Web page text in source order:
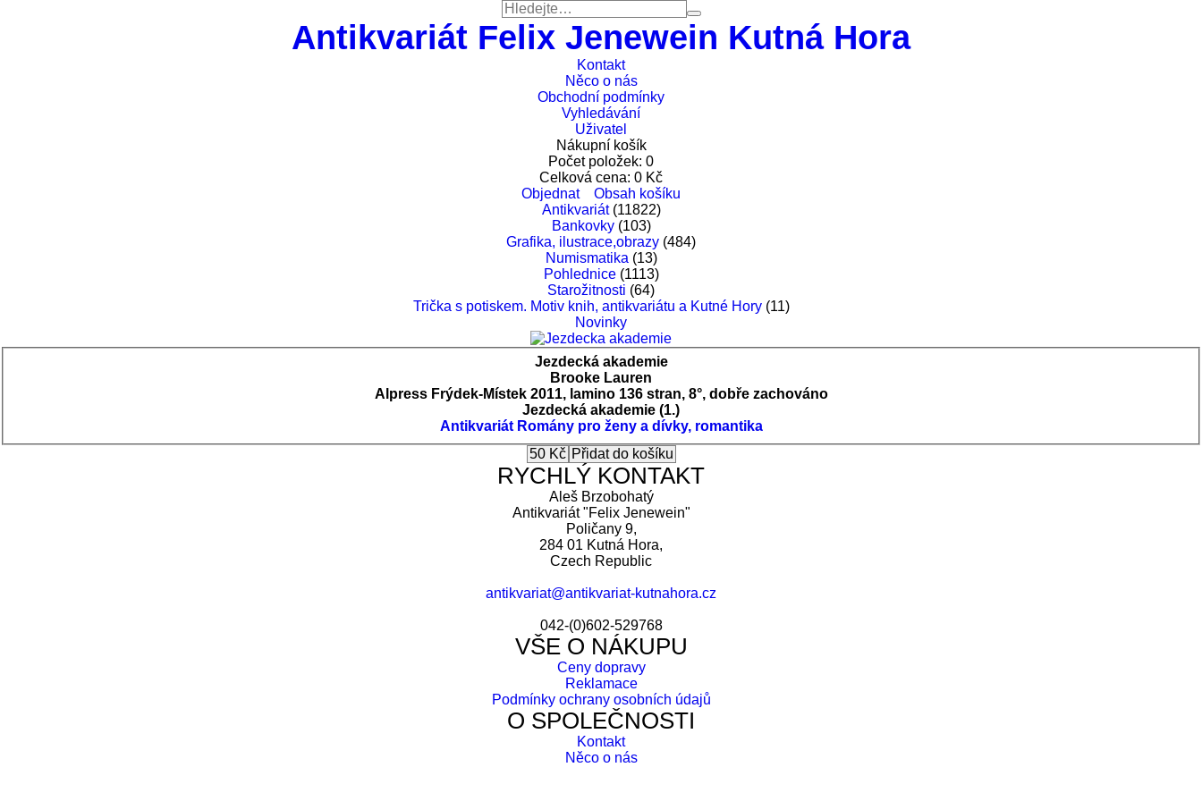
Antikvariát Felix Jenewein Kutná Hora
Kontakt
Něco o nás
Obchodní podmínky
Vyhledávání
Uživatel
Nákupní košík
Počet položek: 0
Celková cena: 0 Kč
Objednat
Obsah košíku
Antikvariát(11822)
Bankovky(103)
Grafika, ilustrace,obrazy (484)
Numismatika (13)
Pohlednice(1113)
Starožitnosti (64)
Trička s potiskem. Motiv knih, antikvariátu a Kutné Hory(11)
Novinky
Jezdecká akademie
Brooke Lauren
Alpress Frýdek-Místek 2011, lamino 136 stran, 8°, dobře zachováno
Jezdecká akademie (1.)
Antikvariát Romány pro ženy a dívky, romantika
RYCHLÝ KONTAKT
Aleš Brzobohatý
Antikvariát "Felix Jenewein"
Poličany 9,
284 01 Kutná Hora,
Czech Republic
antikvariat@antikvariat-kutnahora.cz
042-(0)602-529768
VŠE O NÁKUPU
Ceny dopravy
Reklamace
Podmínky ochrany osobních údajů
O SPOLEČNOSTI
Kontakt
Něco o nás